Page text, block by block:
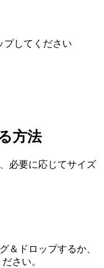
プしてください
方法
必要に応じてサイズ
＆ドロップするか、
さい。